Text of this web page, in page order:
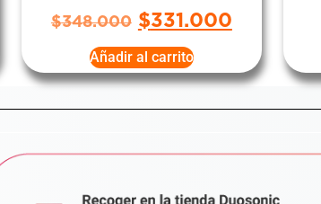
$348.000 $331.000
Añadir al carrito